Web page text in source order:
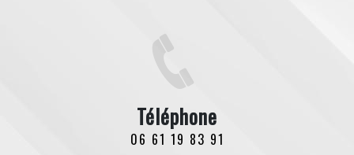
Téléphone
06 61 19 83 91